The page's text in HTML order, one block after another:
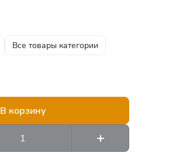
Все товары категории
В корзину